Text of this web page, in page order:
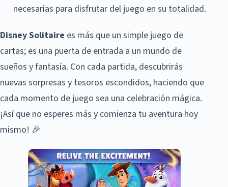
necesarias para disfrutar del juego en su totalidad.
Disney Solitaire es más que un simple juego de
cartas; es una puerta de entrada a un mundo de
sueños y fantasía. Con cada partida, descubrirás
nuevas sorpresas y tesoros escondidos, haciendo que
cada momento de juego sea una celebración mágica.
¡Así que no esperes más y comienza tu aventura hoy
mismo! 🎉